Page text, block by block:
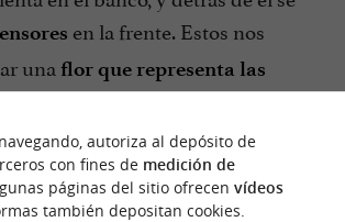
en la frente. Estos nos
una flor que representa las
. Cuanto más
pétalo, más estresada o
la persona asociada. Nuestra
bastante bonita, pero podemos
autoriza al depósito de
con fines de medición de
páginas del sitio ofrecen vídeos
también depositan cookies.